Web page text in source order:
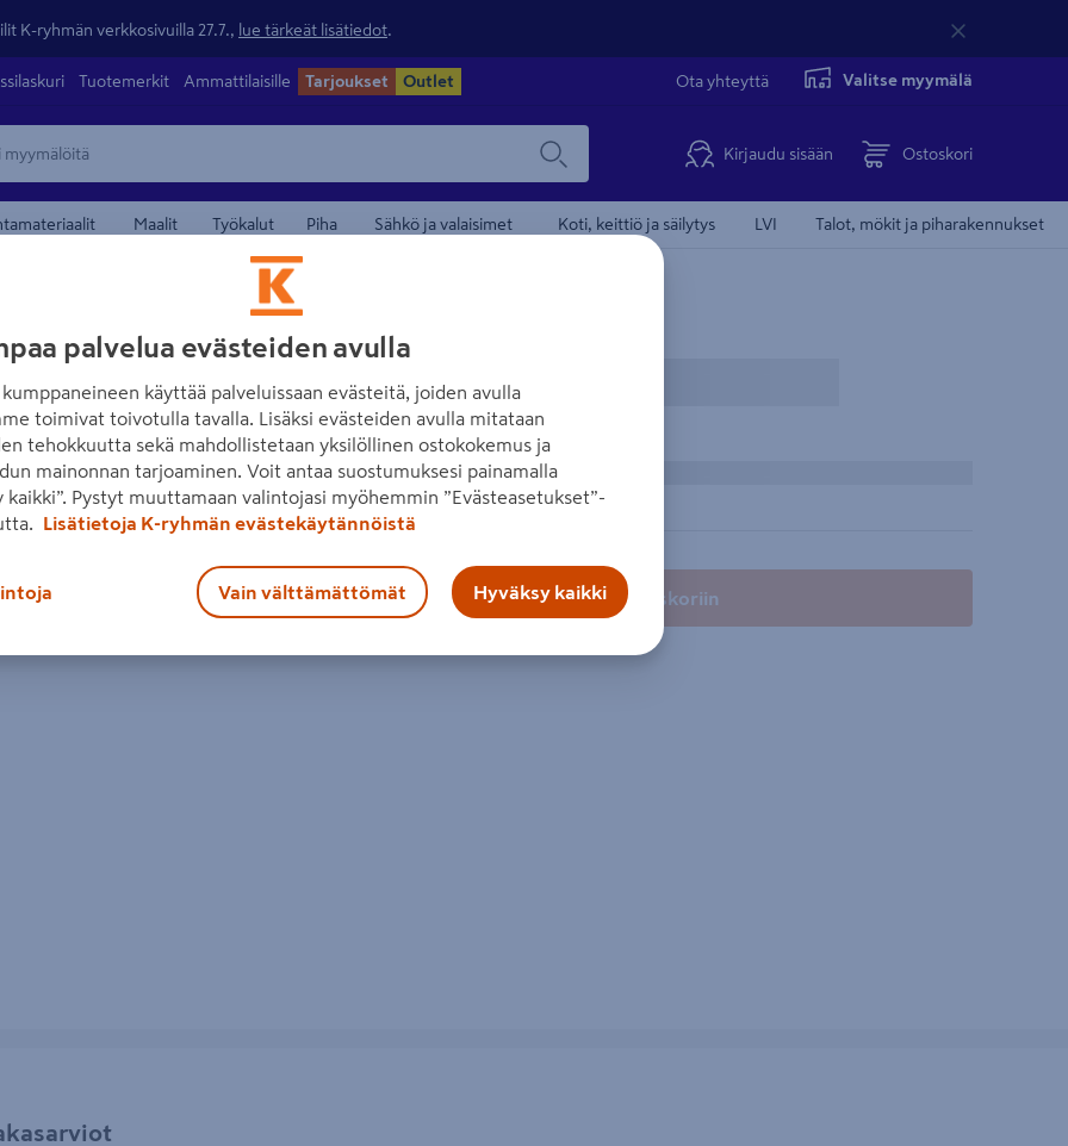
K-ryhmän verkkosivuilla 27.7., lue tärkeät lisätiedot
Tuotemerkit Ammattilaisille Tarjoukset Outlet Ota yhteyttä Valitse myymälä
Kirjaudu sisään Ostoskori
Maalit Työkalut Piha Sähkö ja valaisimet Koti, keittiö ja säilytys LVI Talot, mökit ja piharakennukset
Lue koko tuotekuvaus
Lisää ostoskoriin
palvelua evästeiden avulla
käyttää palveluissaan evästeitä, joiden avulla
toimivat toivotulla tavalla. Lisäksi evästeiden avulla mitataan
tehokkuutta sekä mahdollistetaan yksilöllinen ostokokemus ja
mainonnan tarjoaminen. Voit antaa suostumuksesi painamalla
kaikki”. Pystyt muuttamaan valintojasi myöhemmin ”Evästeasetukset”-
Lisätietoja K-ryhmän evästekäytännöistä
Vain välttämättömät Hyväksy kaikki